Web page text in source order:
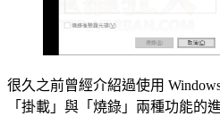
很久之前曾經介紹過使用
「掛載」與「燒錄」兩種功能的